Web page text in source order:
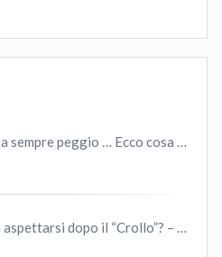
SALARI in Italia sempre peggio … Ecco cosa fare.
BITCOIN cosa aspettarsi dopo il “Crollo”? – CryptoMonday NEWS w16/’21